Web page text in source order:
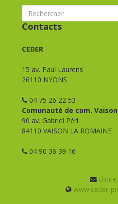
Contacts
CEDER
15 av. Paul Laurens
26110 NYONS
04 75 26 22 53
Comunauté de com.
90 av. Gabriel Péri
84110 VAISON LA ROMAINE
04 90 36 39 16
www.ceder-